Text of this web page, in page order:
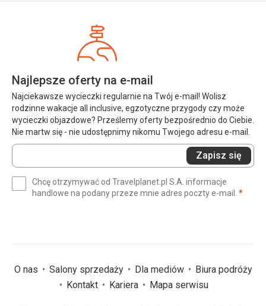
Najlepsze oferty na e-mail
Najciekawsze wycieczki regularnie na Twój e-mail! Wolisz
rodzinne wakacje all inclusive, egzotyczne przygody czy może
wycieczki objazdowe? Prześlemy oferty bezpośrednio do Ciebie.
Nie martw się - nie udostępnimy nikomu Twojego adresu e-mail.
Wprowadź
swój
(wymagane)
Zapisz się
Chcę otrzymywać od Travelplanet.pl S.A. informacje
handlowe na podany przeze mnie adres poczty e-mail. *
O nas Salony sprzedaży Dla mediów
Biura podróży
Kontakt
Kariera Mapa serwisu